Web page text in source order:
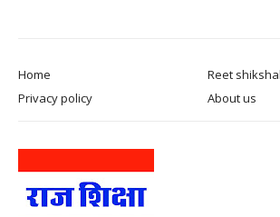
Home
Reet
Privacy policy
About us